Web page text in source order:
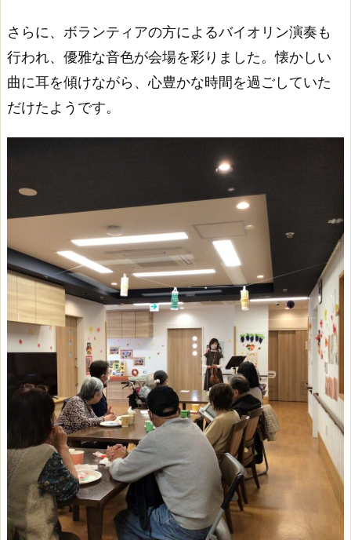
さらに、ボランティアの方によるバイオリン演奏も
行われ、優雅な音色が会場を彩りました。懐かしい
曲に耳を傾けながら、心豊かな時間を過ごしていた
だけたようです。